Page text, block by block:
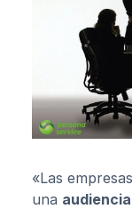
«Las
una